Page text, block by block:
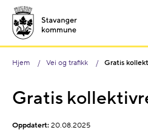
Hjem Vei og trafikk Gratis
Gratis
Oppdatert: 20.08.2025